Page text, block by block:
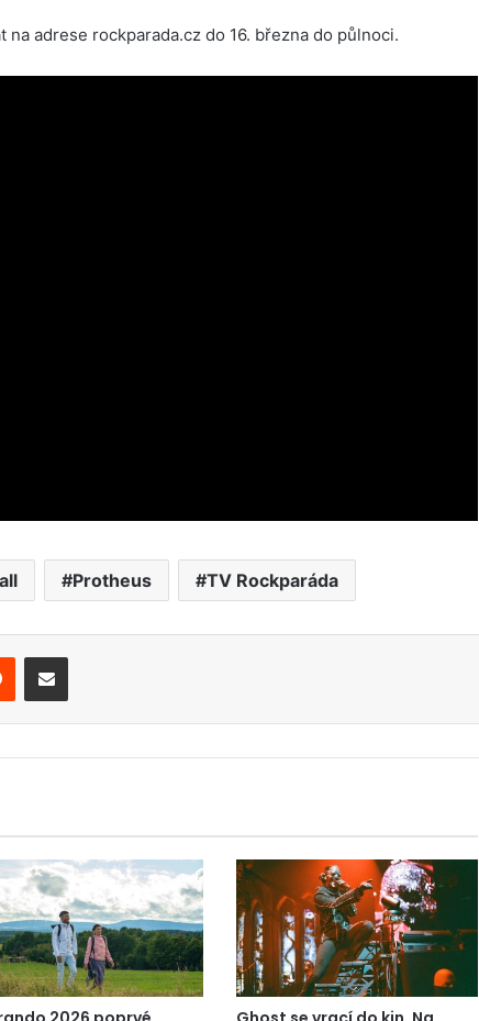
adrese rockparada.cz do 16. března do půlnoci.
Protheus TV Rockparáda